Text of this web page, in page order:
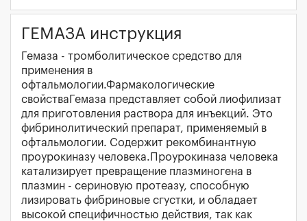
ГЕМАЗА инструкция
Гемаза - тромболитическое средство для
применения в
офтальмологии.Фармакологические
свойстваГемаза представляет собой лиофилизат
для приготовления раствора для инъекций. Это
фибринолитический препарат, применяемый в
офтальмологии. Содержит рекомбинантную
проурокиназу человека.Проурокиназа человека
катализирует превращение плазминогена в
плазмин - сериновую протеазу, способную
лизировать фибриновые сгустки, и обладает
высокой специфичностью действия, так как